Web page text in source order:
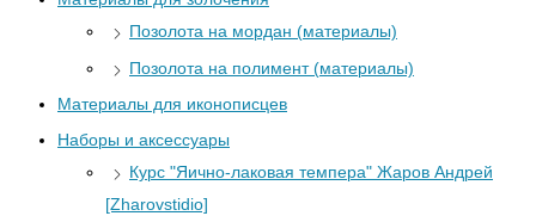
Позолота на мордан (материалы)
Позолота на полимент (материалы)
Материалы для иконописцев
Наборы и аксессуары
Курс "Яично-лаковая темпера" Жаров Андрей
[Zharovstidio]